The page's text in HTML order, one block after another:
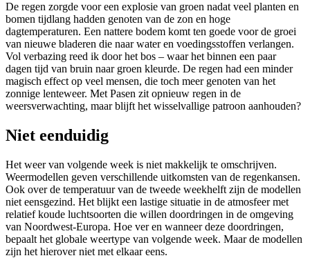
De regen zorgde voor een explosie van groen nadat veel planten en
bomen tijdlang hadden genoten van de zon en hoge
dagtemperaturen. Een nattere bodem komt ten goede voor de groei
van nieuwe bladeren die naar water en voedingsstoffen verlangen.
Vol verbazing reed ik door het bos – waar het binnen een paar
dagen tijd van bruin naar groen kleurde. De regen had een minder
magisch effect op veel mensen, die toch meer genoten van het
zonnige lenteweer. Met Pasen zit opnieuw regen in de
weersverwachting, maar blijft het wisselvallige patroon aanhouden?
Niet eenduidig
Het weer van volgende week is niet makkelijk te omschrijven.
Weermodellen geven verschillende uitkomsten van de regenkansen.
Ook over de temperatuur van de tweede weekhelft zijn de modellen
niet eensgezind. Het blijkt een lastige situatie in de atmosfeer met
relatief koude luchtsoorten die willen doordringen in de omgeving
van Noordwest-Europa. Hoe ver en wanneer deze doordringen,
bepaalt het globale weertype van volgende week. Maar de modellen
zijn het hierover niet met elkaar eens.